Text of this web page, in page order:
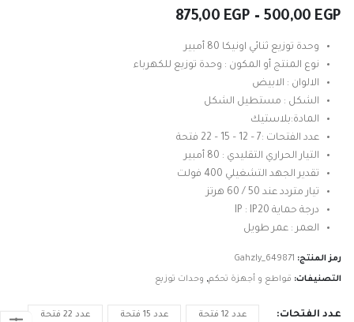
500,00 EGP
–
875,00 EGP
وحدة توزيع ثنائي اونيكا 80 أمبير
نوع المنتج أو المكون : وحدة توزيع للكهرباء
الالوان : الابيض
الشكل : مستطيل الشكل
المادة:بلاستيك
عدد الفتحات :7 – 12 – 15 – 22 فتحة
التيار الحراري التقليدي : 80 أمبير
تقدير الجهد التشغيلي 400 فولت
تيار متردد عند 50 / 60 هرتز
درجة حماية IP : IP20
العمر : عمر طويل
رمز المنتج: Gahzly_649871
التصنيفات: قواطع و أجهزة تحكم, وحدات توزيع
عدد الفتحات عدد 12 فتحة عدد 15 فتحة عدد 22 فتحة